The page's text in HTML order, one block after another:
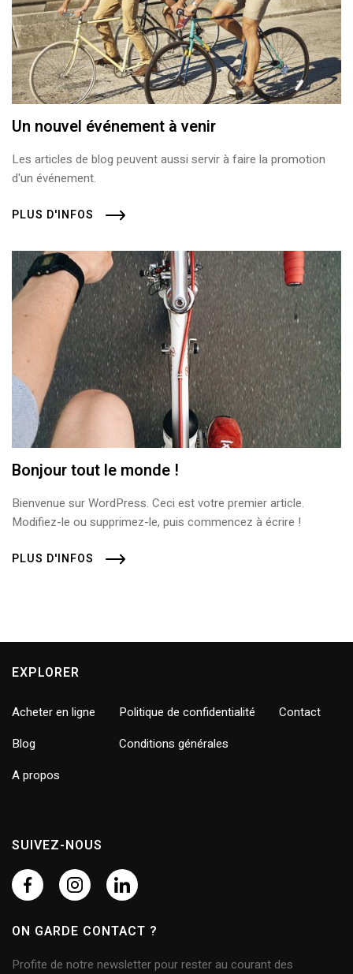
Un nouvel événement à venir
Les articles de blog peuvent aussi servir à faire la promotion
d'un événement.
PLUS D'INFOS
Bonjour tout le monde !
Bienvenue sur WordPress. Ceci est votre premier article.
Modifiez-le ou supprimez-le, puis commencez à écrire !
PLUS D'INFOS
EXPLORER
Acheter en ligne
Blog
A propos
Politique de confidentialité
Conditions générales
Contact
SUIVEZ-NOUS
ON GARDE CONTACT ?
Profite de notre newsletter pour rester au courant des